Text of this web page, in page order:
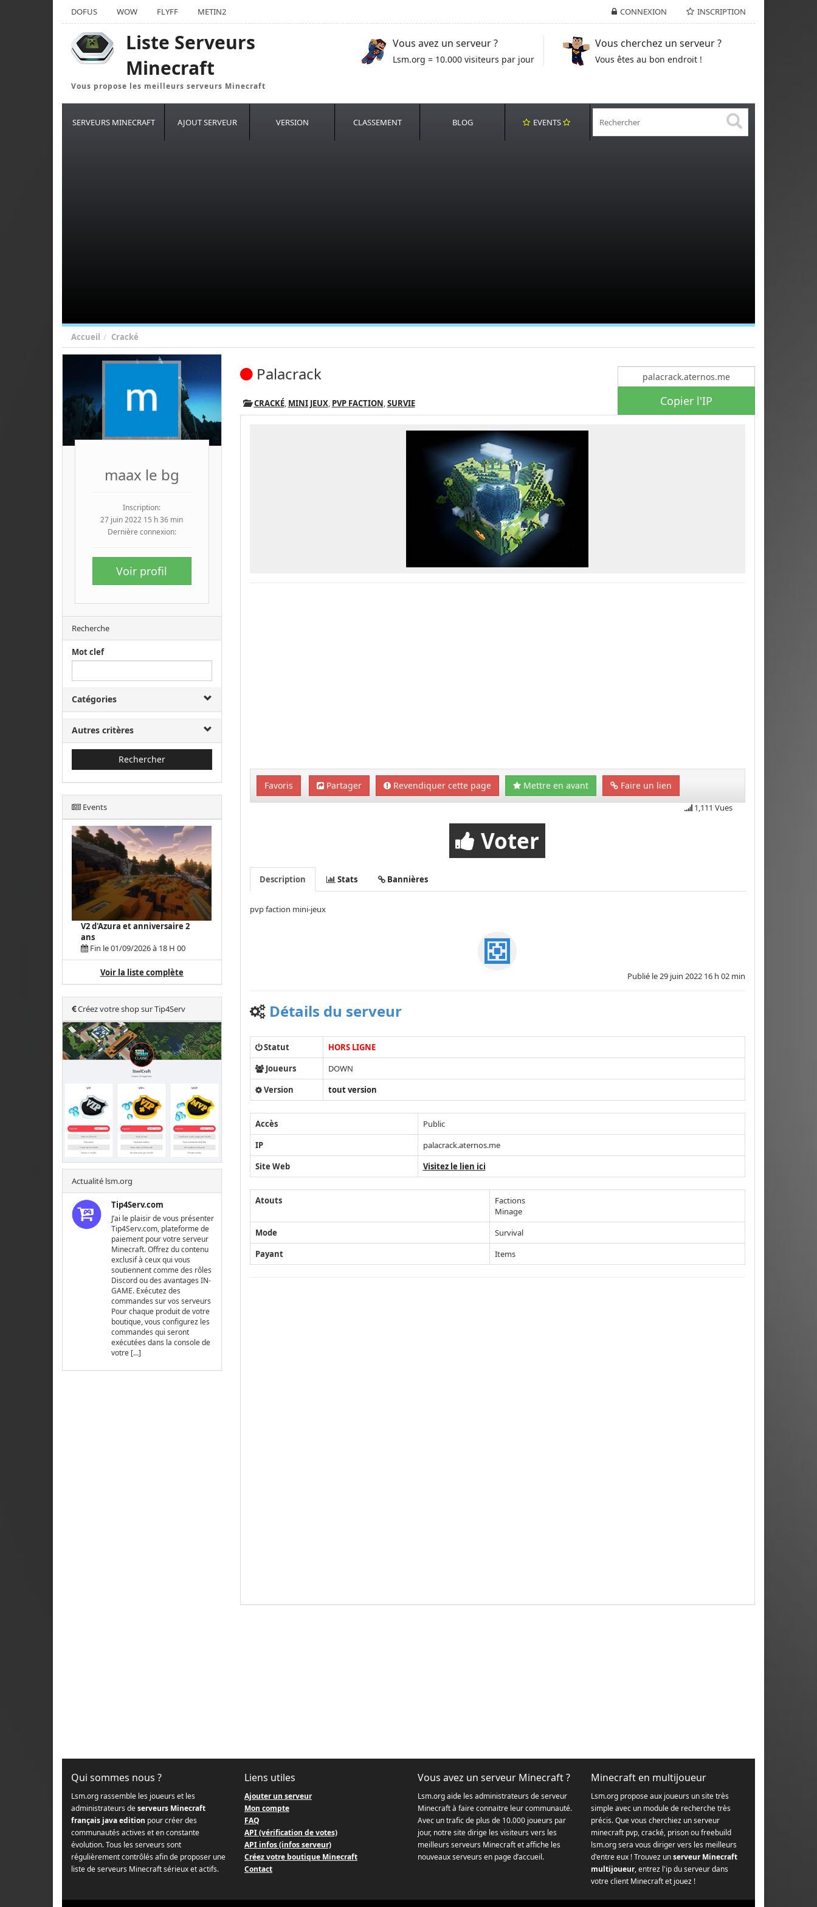
CONNEXION INSCRIPTION
DOFUS WOW FLYFF METIN2
Liste Serveurs
Minecraft
Vous propose les meilleurs serveurs Minecraft
Vous avez un serveur ?
Lsm.org = 10.000 visiteurs par jour
Vous cherchez un serveur ?
Vous êtes au bon endroit !
SERVEURS MINECRAFT AJOUT SERVEUR VERSION CLASSEMENT BLOG EVENTS
Accueil Cracké
maax le bg
Inscription:
27 juin 2022 15 h 36 min
Dernière connexion:
Voir profil
Recherche
Mot clef
Catégories
Autres critères
Rechercher
Events
V2 d'Azura et anniversaire 2
ans
Fin le 01/09/2026 à 18 H 00
Voir la liste complète
Créez votre shop sur Tip4Serv
Actualité lsm.org
Tip4Serv.com
J’ai le plaisir de vous présenter
Tip4Serv.com, plateforme de
paiement pour votre serveur
Minecraft. Offrez du contenu
exclusif à ceux qui vous
soutiennent comme des rôles
Discord ou des avantages IN-
GAME. Exécutez des
commandes sur vos serveurs
Pour chaque produit de votre
boutique, vous configurez les
commandes qui seront
exécutées dans la console de
votre […]
Copier l'IP
Palacrack
CRACKÉ, MINI JEUX, PVP FACTION,SURVIE
Favoris Partager Revendiquer cette page Mettre en avant Faire un lien
1,111 Vues
Voter
Description Stats Bannières
pvp faction mini-jeux
Publié le29 juin 2022 16 h 02 min
Détails du serveur
Statut
HORS LIGNE
Joueurs
DOWN
Version
tout version
Accès
Public
IP
palacrack.aternos.me
Site Web
Visitez le lien ici
Atouts
Factions
Minage
Mode
Survival
Payant
Items
Qui sommes nous ?
Lsm.org rassemble les joueurs et les
administrateurs deserveurs Minecraft
français java edition pour créer des
communautés actives et en constante
évolution. Tous les serveurs sont
régulièrement contrôlés afin de proposer une
liste de serveurs Minecraft sérieux et actifs.
Liens utiles
Ajouter un serveur
Mon compte
FAQ
API (vérification de votes)
API infos (infos serveur)
Créez votre boutique Minecraft
Contact
Vous avez un serveur Minecraft ?
Lsm.org aide les administrateurs de serveur
Minecraft à faire connaitre leur communauté.
Avec un trafic de plus de 10.000 joueurs par
jour, notre site dirige les visiteurs vers les
meilleurs serveurs Minecraft et affiche les
nouveaux serveurs en page d’accueil.
Minecraft en multijoueur
Lsm.org propose aux joueurs un site très
simple avec un module de recherche très
précis. Que vous cherchiez un serveur
minecraft pvp, cracké, prison ou freebuild
lsm.org sera vous diriger vers les meilleurs
d'entre eux ! Trouvez unserveur Minecraft
multijoueur, entrez l'ip du serveur dans
votre client Minecraft et jouez !